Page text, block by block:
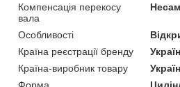
Компенсація перекосу
вала
Особливості
Країна реєстрації бренду
Країна-виробник товару
Форма